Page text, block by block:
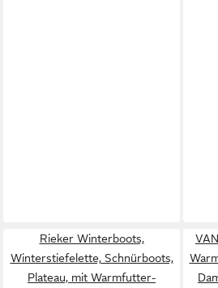
Rieker Winterboots,
Winterstiefelette, Schnürboots,
Plateau, mit Warmfutter-